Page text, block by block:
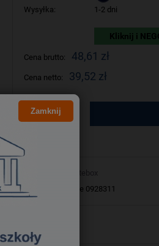
Wysyłka:
1-2 dni
Kliknij i
Cena brutto: 48,61 zł
Cena netto: 39,52 zł
szt.
xe 0928311
Zamknij